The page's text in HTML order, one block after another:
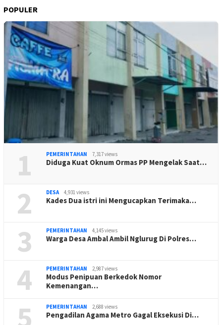
POPULER
1 PEMERINTAHAN 7,317 views
Diduga Kuat Oknum Ormas PP Mengelak Saat…
2 DESA 4,931 views
Kades Dua istri ini Mengucapkan Terimaka…
3 PEMERINTAHAN 4,145 views
Warga Desa Ambal Ambil Nglurug Di Polres…
4 PEMERINTAHAN 2,987 views
Modus Penipuan Berkedok Nomor
Kemenangan…
5 PEMERINTAHAN 2,688 views
Pengadilan Agama Metro Gagal Eksekusi Di…